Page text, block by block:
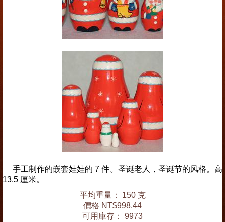
手工制作的嵌套娃娃的 7 件。圣诞老人，圣诞节的风格。高
13.5 厘米。
平均重量： 150 克
價格 NT$998.44
可用庫存： 9973